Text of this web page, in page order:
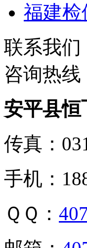
福建检
联系我们
咨询热线
安平县
传真：
手机：
ＱＱ：